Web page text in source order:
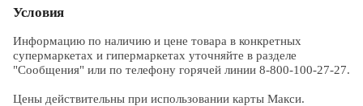
Условия
Информацию по наличию и цене товара в конкретных
супермаркетах и гипермаркетах уточняйте в разделе
"Сообщения" или по телефону горячей линии 8-800-100-27-27.
Цены действительны при использовании карты Макси.